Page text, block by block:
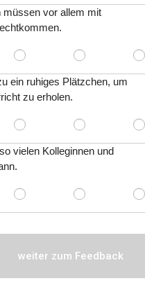
müssen vor allem mit
ein ruhiges Plätzchen, um
zu erholen.
vielen Kolleginnen und